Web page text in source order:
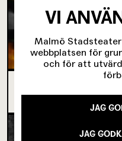
TILL SCENKONST
VI
Malmö Stadsteater
webbplatsen för
och för att
JAG
JAG